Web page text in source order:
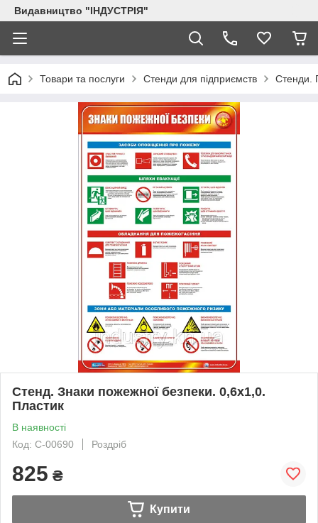
Видавництво "ІНДУСТРІЯ"
Товари та послуги Стенди для підприємств Стенди.
Стенд. Знаки пожежної безпеки. 0,6х1,0.
Пластик
В наявності
Код: С-00690
Роздріб
825 ₴
Купити